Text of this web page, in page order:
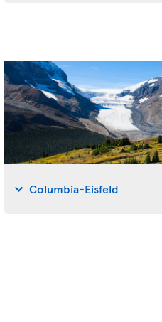
Columbia-Eisfeld